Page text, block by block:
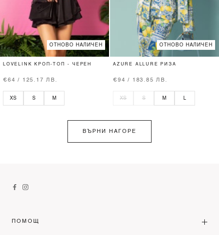
ОТНОВО НАЛИЧЕН
LOVELINK КРОП-ТОП - ЧЕРЕН
€64 / 125.17 ЛВ.
XS S M
ОТНОВО НАЛИЧЕН
AZURE ALLURE РИЗА
€94 / 183.85 ЛВ.
XS S M L
ВЪРНИ НАГОРЕ
ПОМОЩ